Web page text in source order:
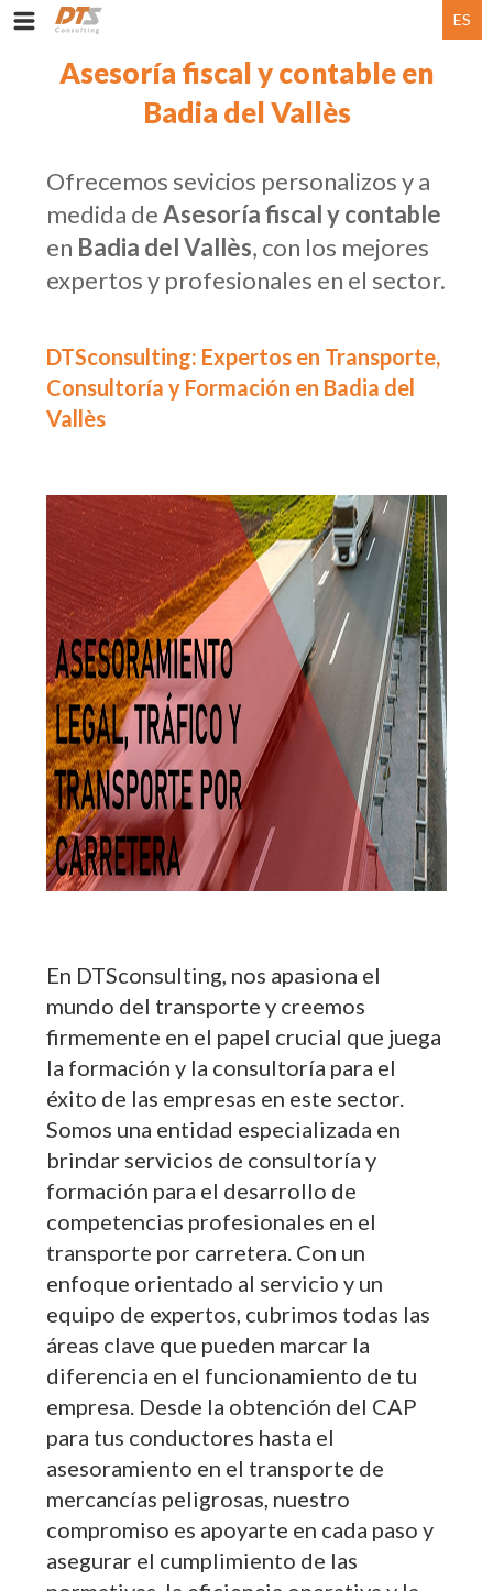
ES
Asesoría fiscal y contable en
Badia del Vallès
Ofrecemos sevicios personalizos y a
medida deAsesoría fiscal y contable
en Badia del Vallès, con los mejores
expertos y profesionales en el sector.
DTSconsulting: Expertos en Transporte,
Consultoría y Formación en Badia del
Vallès
En DTSconsulting, nos apasiona el
mundo del transporte y creemos
firmemente en el papel crucial que juega
la formación y la consultoría para el
éxito de las empresas en este sector.
Somos una entidad especializada en
brindar servicios de consultoría y
formación para el desarrollo de
competencias profesionales en el
transporte por carretera. Con un
enfoque orientado al servicio y un
equipo de expertos, cubrimos todas las
áreas clave que pueden marcar la
diferencia en el funcionamiento de tu
empresa. Desde la obtención del CAP
para tus conductores hasta el
asesoramiento en el transporte de
mercancías peligrosas, nuestro
compromiso es apoyarte en cada paso y
asegurar el cumplimiento de las